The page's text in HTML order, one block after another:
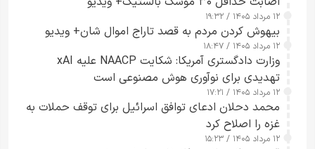
۱۲ مرداد ۱۴۰۵ / ۱۹:۳۲
بیهوش کردن مردم به قصد تاراج اموال شان+ ویدیو
۱۲ مرداد ۱۴۰۵ / ۱۸:۴۷
وزارت دادگستری آمریکا: شکایت NAACP علیه xAI
تهدیدی برای نوآوری هوش مصنوعی است
۱۲ مرداد ۱۴۰۵ / ۱۷:۲۱
محمد دحلان ادعای توافق اسرائیل برای توقف حملات به
غزه را اصلاح کرد
۱۲ مرداد ۱۴۰۵ / ۱۵:۲۳